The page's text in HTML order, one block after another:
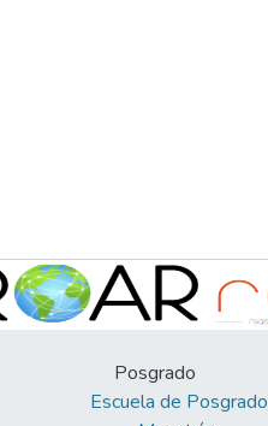
Posgrado
Escuela de Posgrado